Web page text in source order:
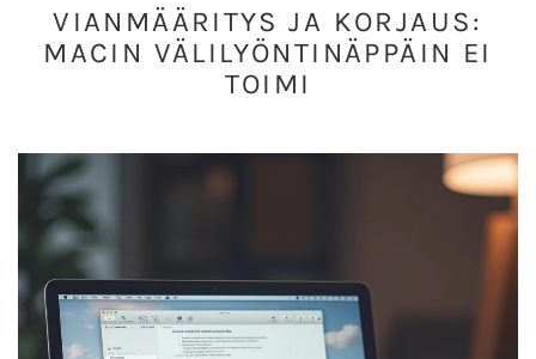
VIANMÄÄRITYS JA KORJAUS:
MACIN VÄLILYÖNTINÄPPÄIN EI
TOIMI